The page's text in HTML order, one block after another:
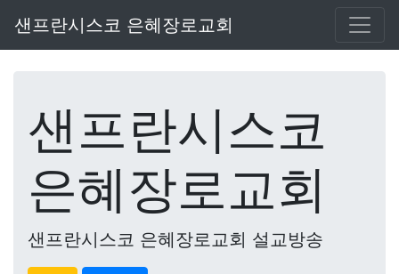
샌프란시스코 은혜장로교회
샌프란시스코
은혜장로교회
샌프란시스코 은혜장로교회 설교방송